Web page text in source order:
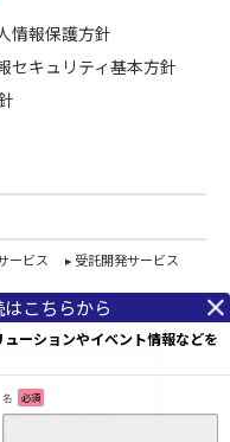
情報保護方針
セキュリティ基本方針
ービス
▸ 受託開発サービス
ーションやイベント情報などを
名 必須
These